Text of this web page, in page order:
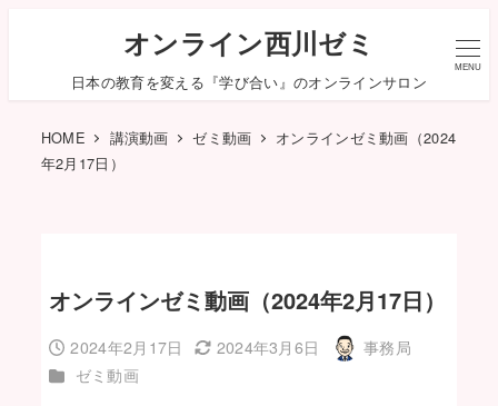
オンライン西川ゼミ
日本の教育を変える『学び合い』のオンラインサロン
MENU
HOME 講演動画 ゼミ動画
オンラインゼミ動画（2024
年2月17日）
オンラインゼミ動画（2024年2月17日）
投稿日
2024年2月17日
更新日
2024年3月6日
著
事務局
カテゴリー
ゼミ動画